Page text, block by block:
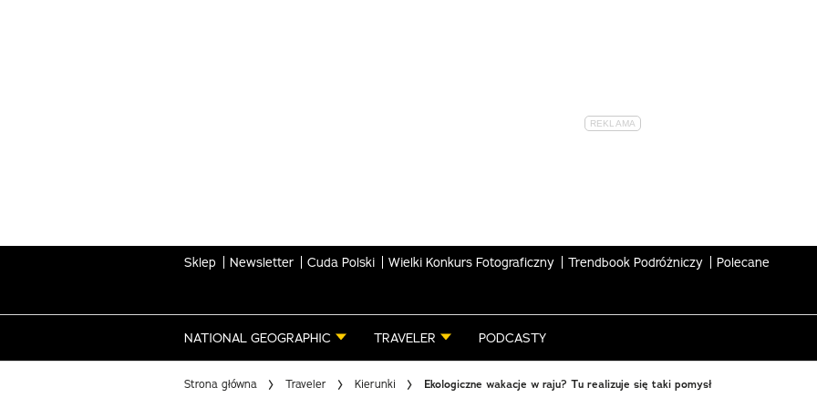
Sklep Newsletter Cuda Polski Wielki Konkurs Fotograficzny Trendbook Podróżniczy Polecane
NATIONAL GEOGRAPHIC TRAVELER PODCASTY
Strona główna Traveler Kierunki Ekologiczne wakacje w raju? Tu realizuje się taki pomysł